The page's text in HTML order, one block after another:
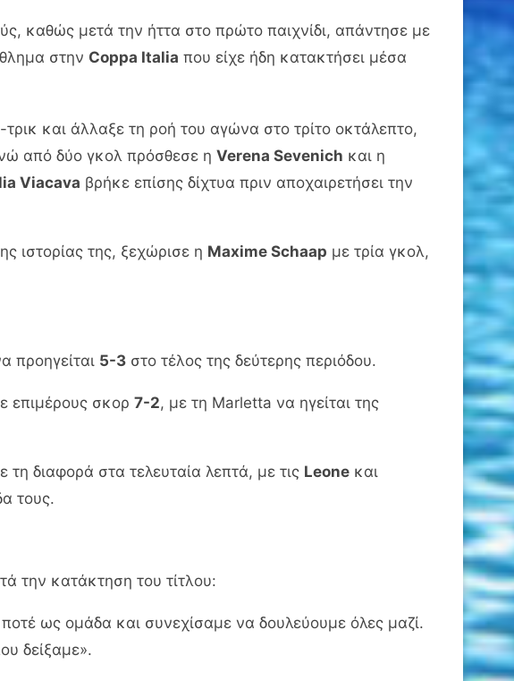
καθώς μετά την ήττα στο πρώτο παιχνίδι, απάντησε με
στην Coppa Italia που είχε ήδη κατακτήσει μέσα
και άλλαξε τη ροή του αγώνα στο τρίτο οκτάλεπτο,
από δύο γκολ πρόσθεσε η Verena Sevenich και η
Viacava βρήκε επίσης δίχτυα πριν αποχαιρετήσει την
ιστορίας της, ξεχώρισε η Maxime Schaap με τρία γκολ,
προηγείται 5-3 στο τέλος της δεύτερης περιόδου.
επιμέρους σκορ 7-2, με τη Marletta να ηγείται της
διαφορά στα τελευταία λεπτά, με τις Leone και
τους.
την κατάκτηση του τίτλου:
ως ομάδα και συνεχίσαμε να δουλεύουμε όλες μαζί.
δείξαμε».